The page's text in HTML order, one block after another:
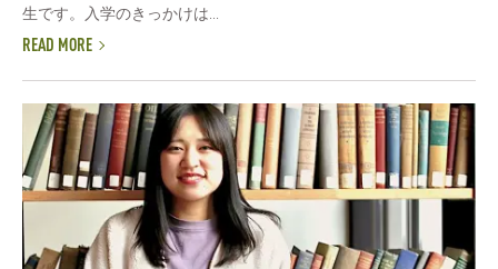
生です。入学のきっかけは...
READ MORE